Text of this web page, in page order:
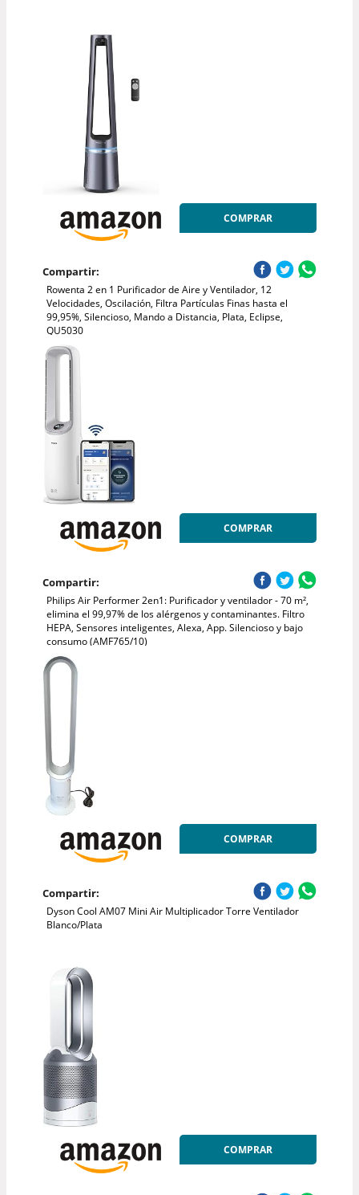
COMPRAR
Compartir:
Rowenta 2 en 1 Purificador de Aire y Ventilador, 12
Velocidades, Oscilación, Filtra Partículas Finas hasta el
99,95%, Silencioso, Mando a Distancia, Plata, Eclipse,
QU5030
COMPRAR
Compartir:
Philips Air Performer 2en1: Purificador y ventilador - 70 m²,
elimina el 99,97% de los alérgenos y contaminantes. Filtro
HEPA, Sensores inteligentes, Alexa, App. Silencioso y bajo
consumo (AMF765/10)
COMPRAR
Compartir:
Dyson Cool AM07 Mini Air Multiplicador Torre Ventilador
Blanco/Plata
COMPRAR